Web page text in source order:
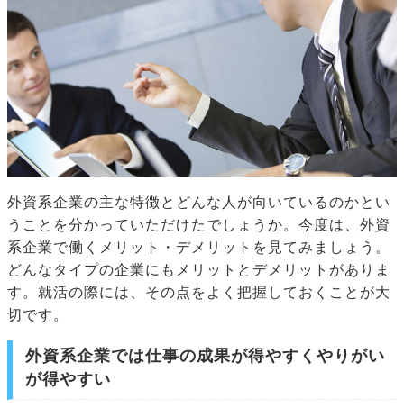
外資系企業の主な特徴とどんな人が向いているのかとい
うことを分かっていただけたでしょうか。今度は、外資
系企業で働くメリット・デメリットを見てみましょう。
どんなタイプの企業にもメリットとデメリットがありま
す。就活の際には、その点をよく把握しておくことが大
切です。
外資系企業では仕事の成果が得やすくやりがい
が得やすい